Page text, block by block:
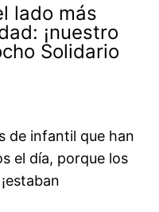
lado más
¡nuestro
Solidario
de infantil que han
el día, porque los